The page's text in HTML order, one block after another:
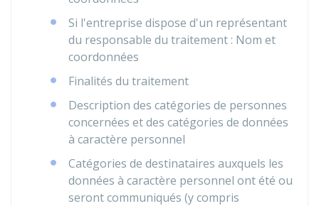
Si l'entreprise dispose d'un représentant
du responsable du traitement : Nom et
coordonnées
Finalités du traitement
Description des catégories de personnes
concernées et des catégories de données
à caractère personnel
Catégories de destinataires auxquels les
données à caractère personnel ont été ou
seront communiqués (y compris